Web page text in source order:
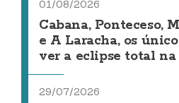
01/08/2026
Cabana, Ponteceso,
e A Laracha, os
ver a eclipse total na
29/07/2026